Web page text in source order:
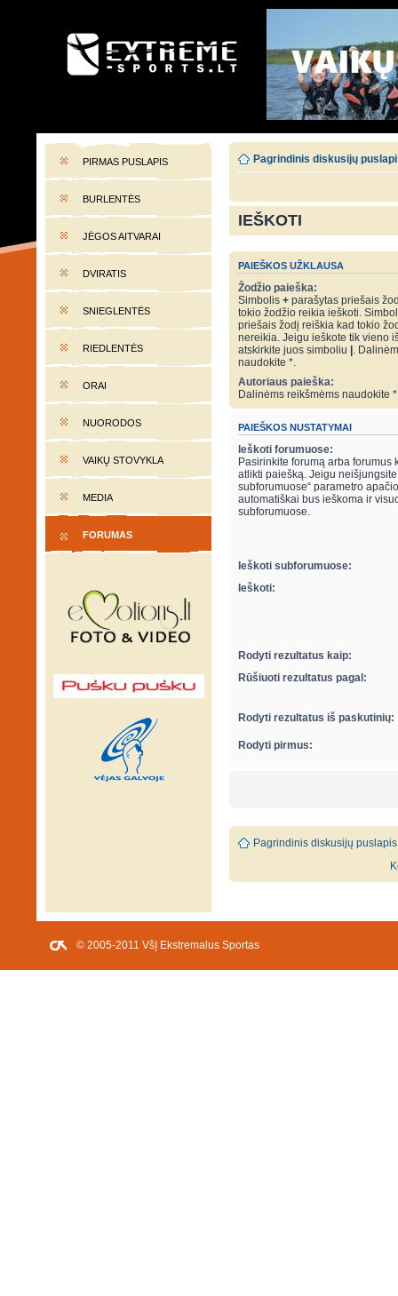
EXTREME-SPORTS.LT
PIRMAS PUSLAPIS
BURLENTĖS
JĖGOS AITVARAI
DVIRATIS
SNIEGLENTĖS
RIEDLENTĖS
ORAI
NUORODOS
VAIKŲ STOVYKLA
MEDIA
FORUMAS
Pagrindinis diskusijų
IEŠKOTI
PAIEŠKOS UŽKLAUSA
Žodžio paieška:
Simbolis + parašytas priešais
tokio žodžio reikia ieškoti.
priešais žodį reiškia kad tokio
nereikia. Jeigu ieškote tik vieno
atskirkite juos simboliu .
naudokite *.
Autoriaus paieška:
Dalinėms reikšmėms naudokite
PAIEŠKOS NUSTATYMAI
Ieškoti forumuose:
Pasirinkite forumą arba forumus
atlikti paiešką. Jeigu neišjungsite
subforumuose“ parametro
automatiškai bus ieškoma ir
subforumuose.
Ieškoti subforumuose:
Ieškoti:
Rodyti rezultatus kaip:
Rūšiuoti rezultatus pagal:
Rodyti rezultatus iš paskutinių:
Rodyti pirmus:
Pagrindinis diskusijų puslapis
© 2005-2011 VšĮ Ekstremalus Sportas